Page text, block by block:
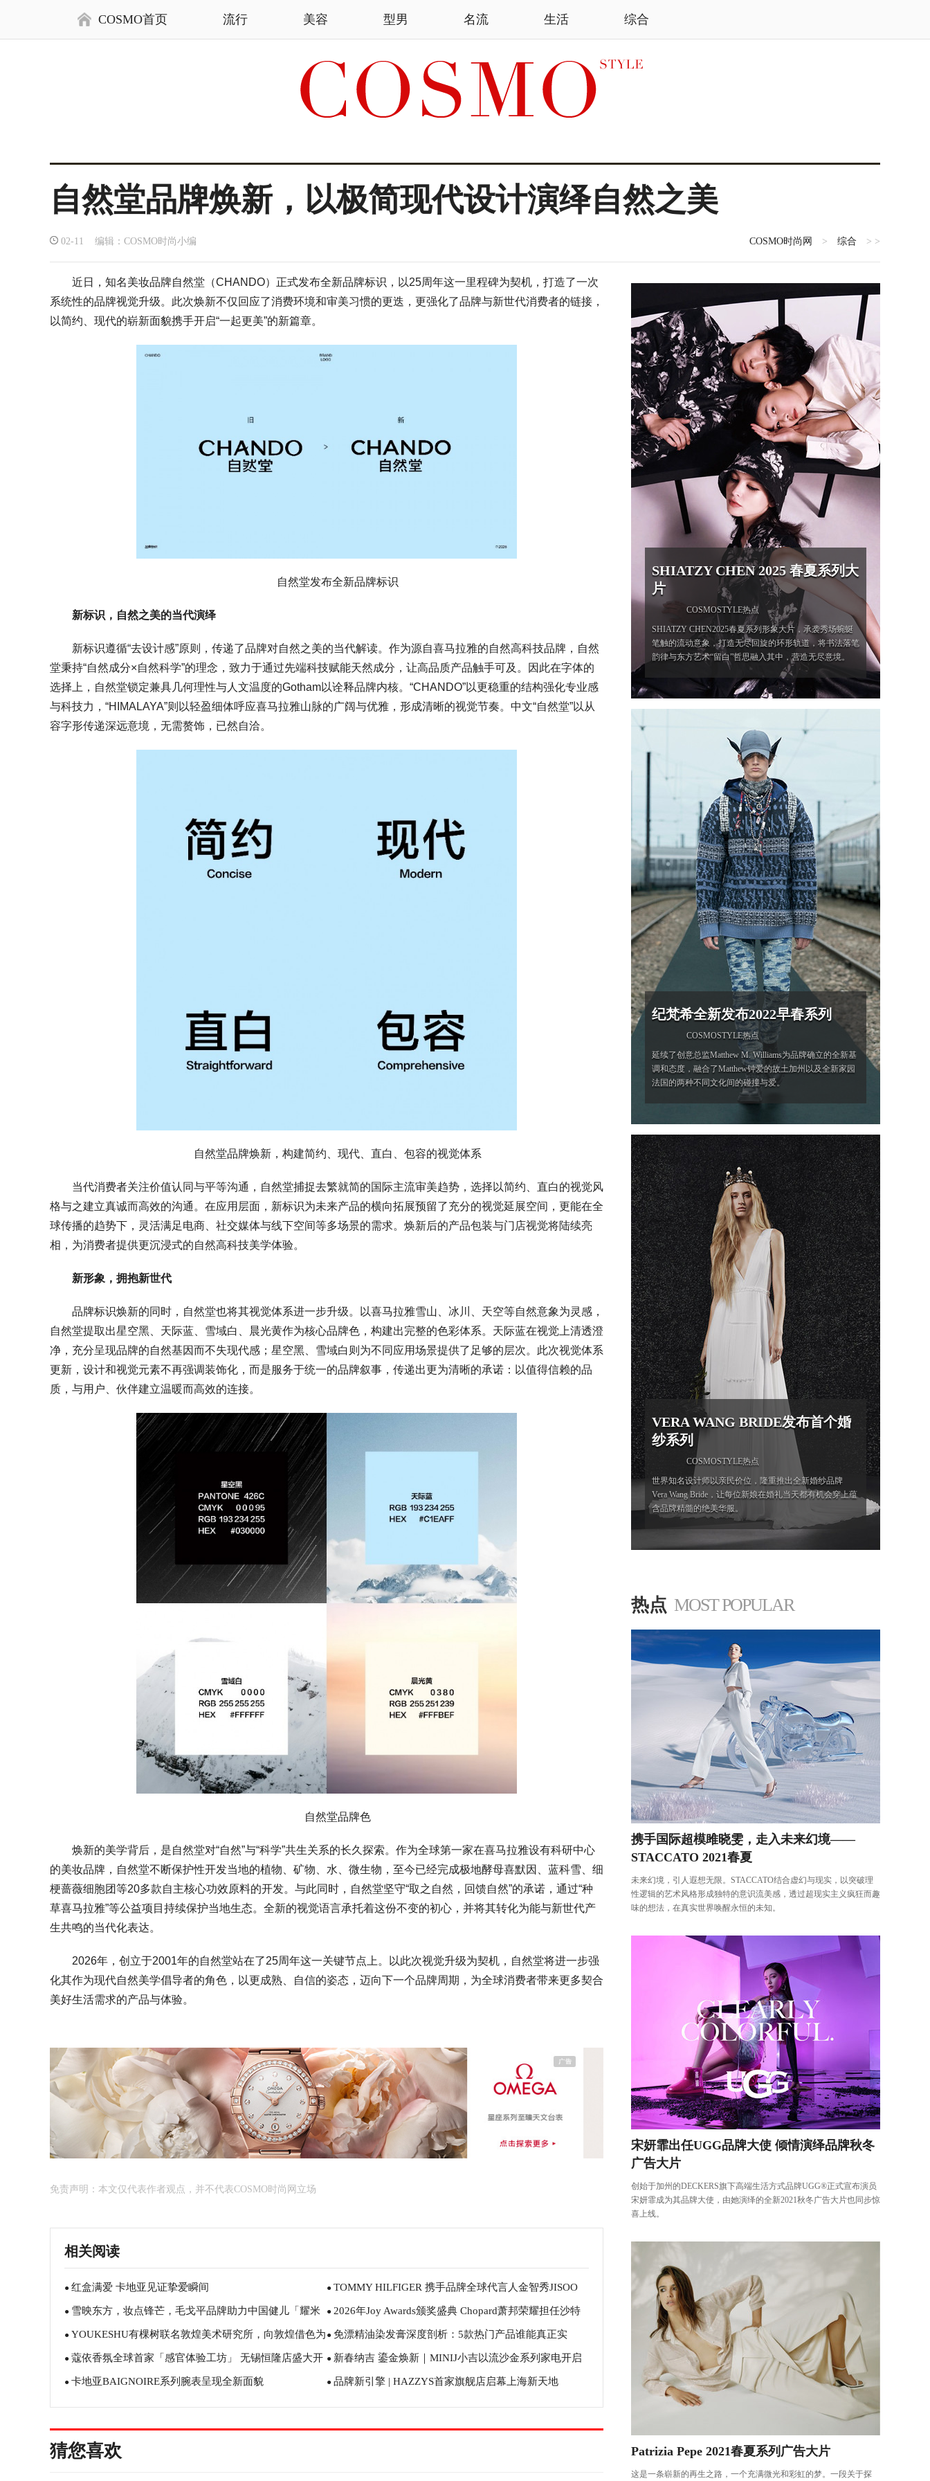
COSMO首页 流行 美容 型男 名流 生活 综合
自然堂品牌焕新，以极简现代设计演绎自然之美
02-11 编辑：COSMO时尚小编 COSMO时尚网 > 综合 > >
近日，知名美妆品牌自然堂（CHANDO）正式发布全新品牌标识，以25周年这一里程碑为契机，打造了一次
系统性的品牌视觉升级。此次焕新不仅回应了消费环境和审美习惯的更迭，更强化了品牌与新世代消费者的链接，
以简约、现代的崭新面貌携手开启“一起更美”的新篇章。
自然堂发布全新品牌标识
新标识，自然之美的当代演绎
新标识遵循“去设计感”原则，传递了品牌对自然之美的当代解读。作为源自喜马拉雅的自然高科技品牌，自然
堂秉持“自然成分×自然科学”的理念，致力于通过先端科技赋能天然成分，让高品质产品触手可及。因此在字体的
选择上，自然堂锁定兼具几何理性与人文温度的Gotham以诠释品牌内核。“CHANDO”以更稳重的结构强化专业感
与科技力，“HIMALAYA”则以轻盈细体呼应喜马拉雅山脉的广阔与优雅，形成清晰的视觉节奏。中文“自然堂”以从
容字形传递深远意境，无需赘饰，已然自洽。
自然堂品牌焕新，构建简约、现代、直白、包容的视觉体系
当代消费者关注价值认同与平等沟通，自然堂捕捉去繁就简的国际主流审美趋势，选择以简约、直白的视觉风
格与之建立真诚而高效的沟通。在应用层面，新标识为未来产品的横向拓展预留了充分的视觉延展空间，更能在全
球传播的趋势下，灵活满足电商、社交媒体与线下空间等多场景的需求。焕新后的产品包装与门店视觉将陆续亮
相，为消费者提供更沉浸式的自然高科技美学体验。
新形象，拥抱新世代
品牌标识焕新的同时，自然堂也将其视觉体系进一步升级。以喜马拉雅雪山、冰川、天空等自然意象为灵感，
自然堂提取出星空黑、天际蓝、雪域白、晨光黄作为核心品牌色，构建出完整的色彩体系。天际蓝在视觉上清透澄
净，充分呈现品牌的自然基因而不失现代感；星空黑、雪域白则为不同应用场景提供了足够的层次。此次视觉体系
更新，设计和视觉元素不再强调装饰化，而是服务于统一的品牌叙事，传递出更为清晰的承诺：以值得信赖的品
质，与用户、伙伴建立温暖而高效的连接。
自然堂品牌色
焕新的美学背后，是自然堂对“自然”与“科学”共生关系的长久探索。作为全球第一家在喜马拉雅设有科研中心
的美妆品牌，自然堂不断保护性开发当地的植物、矿物、水、微生物，至今已经完成极地酵母喜默因、蓝科雪、细
梗蔷薇细胞团等20多款自主核心功效原料的开发。与此同时，自然堂坚守“取之自然，回馈自然”的承诺，通过“种
草喜马拉雅”等公益项目持续保护当地生态。全新的视觉语言承托着这份不变的初心，并将其转化为能与新世代产
生共鸣的当代化表达。
2026年，创立于2001年的自然堂站在了25周年这一关键节点上。以此次视觉升级为契机，自然堂将进一步强
化其作为现代自然美学倡导者的角色，以更成熟、自信的姿态，迈向下一个品牌周期，为全球消费者带来更多契合
美好生活需求的产品与体验。
免责声明：本文仅代表作者观点，并不代表COSMO时尚网立场
相关阅读
● 红盒满爱 卡地亚见证挚爱瞬间 ● TOMMY HILFIGER 携手品牌全球代言人金智秀JISOO
发布2026新年系列 骏马启程，共庆新岁
● 雪映东方，妆点锋芒，毛戈平品牌助力中国健儿「耀米
兰」
● 2026年Joy Awards颁奖盛典 Chopard萧邦荣耀担任沙特
阿拉伯Joy Awards合作伙伴暨官方奖杯缔造者
● YOUKESHU有棵树联名敦煌美术研究所，向敦煌借色为
自然织衣
● 免漂精油染发膏深度剖析：5款热门产品谁能真正实
现“染护一体”？
● 蔻依香氛全球首家「感官体验工坊」 无锡恒隆店盛大开
幕
● 新春纳吉 鎏金焕新｜MINIJ小吉以流沙金系列家电开启
新年家装新风尚
● 卡地亚BAIGNOIRE系列腕表呈现全新面貌 ● 品牌新引擎 | HAZZYS首家旗舰店启幕上海新天地
猜您喜欢
SHIATZY CHEN 2025 春夏系列大
片
COSMOSTYLE热点
SHIATZY CHEN2025春夏系列形象大片，承袭秀场蜿蜒
笔触的流动意象，打造无尽回旋的环形轨道，将书法落笔
韵律与东方艺术“留白”哲思融入其中，营造无尽意境。
纪梵希全新发布2022早春系列
COSMOSTYLE热点
延续了创意总监Matthew M. Williams为品牌确立的全新基
调和态度，融合了Matthew钟爱的故土加州以及全新家园
法国的两种不同文化间的碰撞与爱。
VERA WANG BRIDE发布首个婚
纱系列
COSMOSTYLE热点
世界知名设计师以亲民价位，隆重推出全新婚纱品牌
Vera Wang Bride，让每位新娘在婚礼当天都有机会穿上蕴
含品牌精髓的绝美华服。
热点 MOST POPULAR
携手国际超模雎晓雯，走入未来幻境——
STACCATO 2021春夏
未来幻境，引人遐想无限。STACCATO结合虚幻与现实，以突破理
性逻辑的艺术风格形成独特的意识流美感，透过超现实主义疯狂而趣
味的想法，在真实世界唤醒永恒的未知。
宋妍霏出任UGG品牌大使 倾情演绎品牌秋冬
广告大片
创始于加州的DECKERS旗下高端生活方式品牌UGG®正式宣布演员
宋妍霏成为其品牌大使，由她演绎的全新2021秋冬广告大片也同步惊
喜上线。
Patrizia Pepe 2021春夏系列广告大片
这是一条崭新的再生之路，一个充满微光和彩虹的梦。一段关于探